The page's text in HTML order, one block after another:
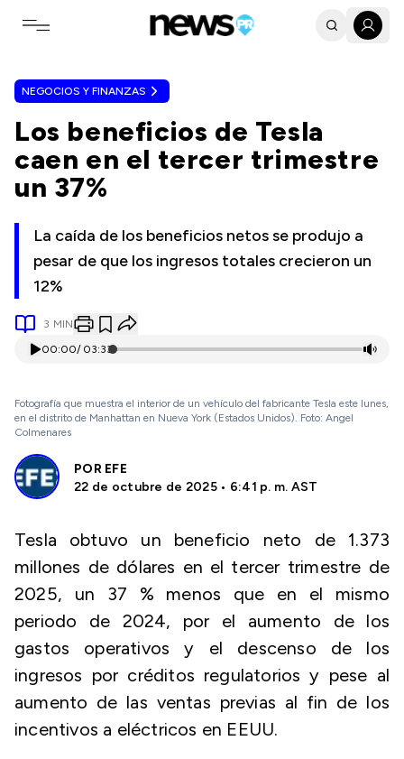
Toggle navigation menu
NEGOCIOS Y FINANZAS
Los beneficios de Tesla
caen en el tercer trimestre
un 37%
La caída de los beneficios netos se produjo a
pesar de que los ingresos totales crecieron un
12%
3 MIN
00:00/ 03:33
Fotografía que muestra el interior de un vehículo del fabricante Tesla este lunes,
en el distrito de Manhattan en Nueva York (Estados Unidos). Foto: Angel
Colmenares
POR EFE
22 de octubre de 2025 • 6:41 p. m. AST
Tesla obtuvo un beneficio neto de 1.373
millones de dólares en el tercer trimestre de
2025, un 37 % menos que en el mismo
periodo de 2024, por el aumento de los
gastos operativos y el descenso de los
ingresos por créditos regulatorios y pese al
aumento de las ventas previas al fin de los
incentivos a eléctricos en EEUU.